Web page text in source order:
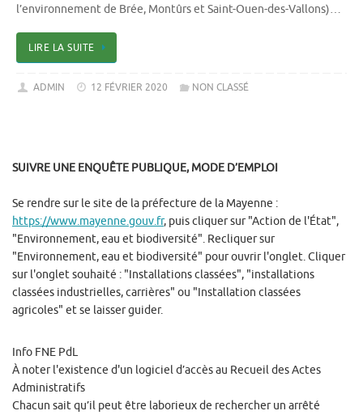
l’environnement de Brée, Montûrs et Saint-Ouen-des-Vallons)…
LIRE LA SUITE
ADMIN 12 FÉVRIER 2020 NON CLASSÉ
SUIVRE UNE ENQUÊTE PUBLIQUE, MODE D’EMPLOI
Se rendre sur le site de la préfecture de la Mayenne :
https://www.mayenne.gouv.fr, puis cliquer sur "Action de l'État",
"Environnement, eau et biodiversité". Recliquer sur
"Environnement, eau et biodiversité" pour ouvrir l'onglet. Cliquer
sur l'onglet souhaité : "Installations classées", "installations
classées industrielles, carrières" ou "Installation classées
agricoles" et se laisser guider.
Info FNE PdL
À noter l'existence d'un logiciel d’accès au Recueil des Actes
Administratifs
Chacun sait qu’il peut être laborieux de rechercher un arrêté